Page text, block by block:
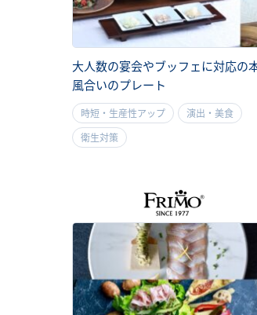
大人数の宴会やブッフェに対応の
風合いのプレート
時短・生産性アップ 演出・美食
衛生対策